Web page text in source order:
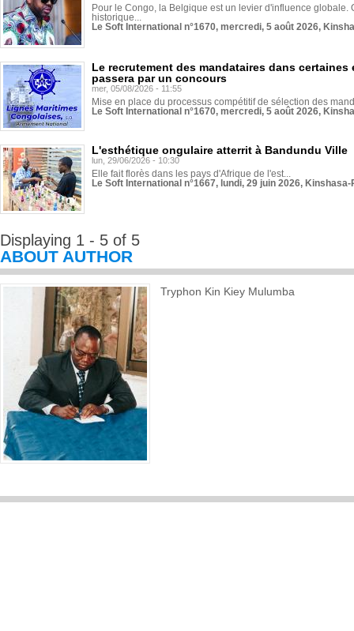
Pour le Congo, la Belgique est un levier d'influence globale.
historique...
Le Soft International n°1670, mercredi, 5 août 2026,
Le recrutement des mandataires dans
passera par un concours
mer, 05/08/2026 - 11:55
Mise en place du processus compétitif de sélection des
Le Soft International n°1670, mercredi, 5 août 2026,
L'esthétique ongulaire atterrit à Bandundu Ville
lun, 29/06/2026 - 10:30
Elle fait florès dans les pays d'Afrique de l'est...
Le Soft International n°1667, lundi, 29 juin 2026,
Displaying 1 - 5 of 5
ABOUT AUTHOR
Tryphon Kin Kiey Mulumba